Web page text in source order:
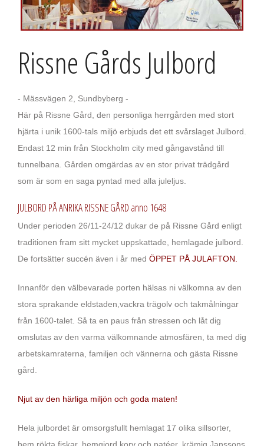
Rissne Gårds Julbord
- Mässvägen 2, Sundbyberg -
Här på Rissne Gård, den personliga herrgården med stort
hjärta i unik 1600-tals miljö erbjuds det ett svårslaget Julbord.
Endast 12 min från Stockholm city med gångavstånd till
tunnelbana. Gården omgärdas av en stor privat trädgård
som är som en saga pyntad med alla juleljus.
JULBORD PÅ ANRIKA RISSNE GÅRD anno 1648
Under perioden 26/11-24/12 dukar de på Rissne Gård enligt
traditionen fram sitt mycket uppskattade, hemlagade julbord.
De fortsätter succén även i år med ÖPPET PÅ JULAFTON.
Innanför den välbevarade porten hälsas ni välkomna av den
stora sprakande eldstaden,vackra trägolv och takmålningar
från 1600-talet. Så ta en paus från stressen och låt dig
omslutas av den varma välkomnande atmosfären, ta med dig
arbetskamraterna, familjen och vännerna och gästa Rissne
gård.
Njut av den härliga miljön och goda maten!
Hela julbordet är omsorgsfullt hemlagat 17 olika sillsorter,